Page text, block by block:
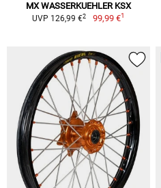
MX WASSERKUEHLER KSX
UVP 126,99 €2 99,99 €1